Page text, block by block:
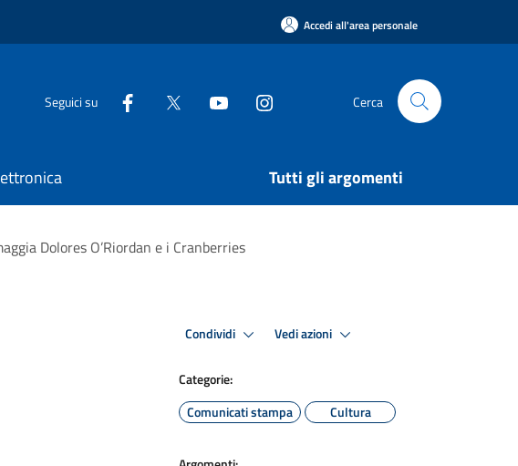
Accedi all'area personale
Seguici su Cerca
Tutti gli argomenti
Dolores O’Riordan e i Cranberries
Condividi Vedi azioni
Categorie:
Comunicati stampa
Cultura